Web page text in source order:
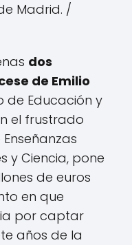
Madrid. /
dos
de Emilio
de Educación y
el frustrado
y Ciencia, pone
de euros
en que
por captar
años de la